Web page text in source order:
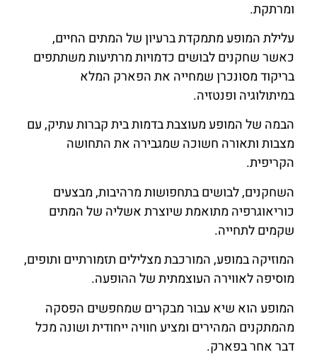
ומרתקת.
עלילת המופע מתמקדת ברעיון של המתים החיים,
כאשר שחקנים לבושים כדמויות מרתיעות משתתפים
בריקוד מסונכרן שמחייה את הפארק המלא
במיתולוגיה ופנטזיה.
הבמה של המופע מעוצבת בדמות בית קברות עתיק, עם
מצבות ותאורה חשוכה שמגבירה את התחושה
הקריפית.
השחקנים, לבושים בתחפושות מרהיבות, מבצעים
כוריאוגרפיה מתואמת שיוצרת אשליה של המתים
שקמים לתחייה.
המוזיקה במופע, המורכבת מצלילים תזמורתיים ותופים,
מוסיפה לאווירה העוצמתית של ההופעה.
המופע הוא שיא עבור מבקרים שמחפשים הפסקה
מהמתקנים המהירים ומציע חוויה ייחודית ושונה מכל
דבר אחר בפארק.